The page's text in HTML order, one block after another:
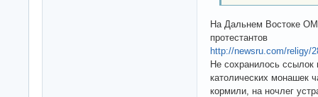
На Дальнем Востоке
протестантов
http://newsru.com/religy/
Не сохранилось
католических монашек
кормили, на ночлег